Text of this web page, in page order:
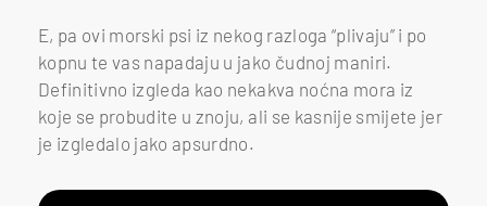
E, pa ovi morski psi iz nekog razloga “plivaju” i po
kopnu te vas napadaju u jako čudnoj maniri.
Definitivno izgleda kao nekakva noćna mora iz
koje se probudite u znoju, ali se kasnije smijete jer
je izgledalo jako apsurdno.